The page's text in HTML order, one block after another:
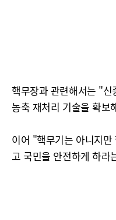
핵무장과 관련해서는 "
농축 재처리 기술을 확보
이어 "핵무기는 아니지
고 국민을 안전하게 하